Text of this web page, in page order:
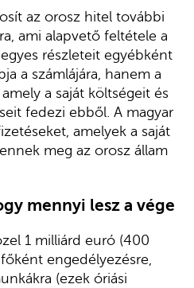
az orosz hitel további
ami alapvető feltétele a
részleteit egyébként
a számlájára, hanem a
a saját költségeit és
fedezi ebből. A magyar
amelyek a saját
meg az orosz állam
mennyi lesz a vége
1 milliárd euró (400
engedélyezésre,
(ezek óriási